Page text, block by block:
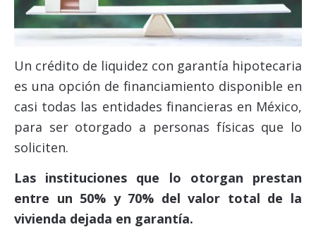
Un crédito de liquidez con garantía hipotecaria
es una opción de financiamiento disponible en
casi todas las entidades financieras en México,
para ser otorgado a personas físicas que lo
soliciten.
Las instituciones que lo otorgan prestan
entre un 50% y 70% del valor total de la
vivienda dejada en garantía.